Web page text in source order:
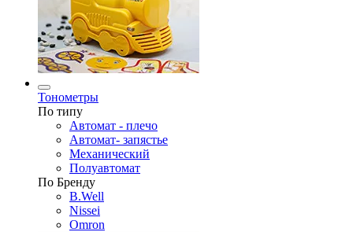
Тонометры
По типу
Автомат - плечо
Автомат- запястье
Механический
Полуавтомат
По Бренду
B.Well
Nissei
Omron